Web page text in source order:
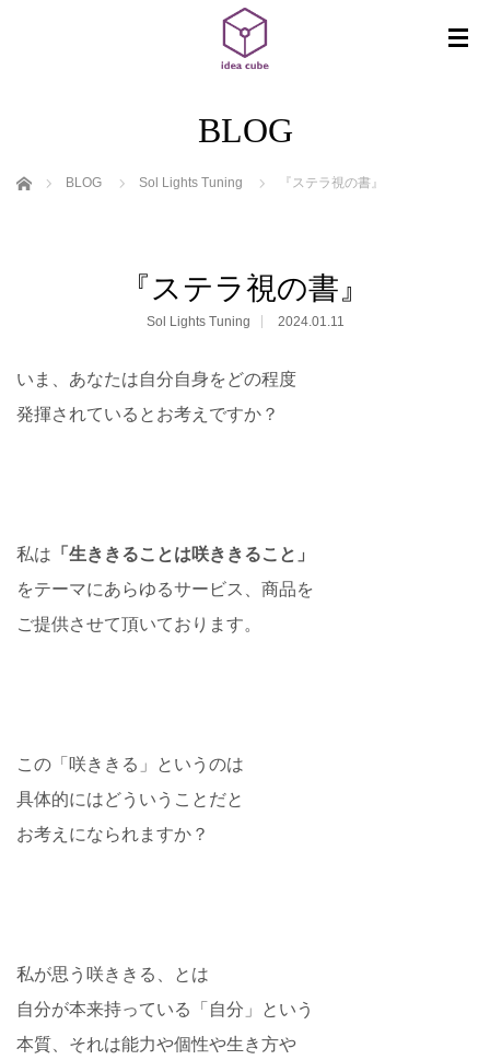
BLOG
ホーム BLOG Sol Lights Tuning 『ステラ視の書』
『ステラ視の書』
Sol Lights Tuning 2024.01.11
いま、あなたは自分自身をどの程度
発揮されているとお考えですか？
私は 「生ききることは咲ききること」
をテーマにあらゆるサービス、商品を
ご提供させて頂いております。
この「咲ききる」というのは
具体的にはどういうことだと
お考えになられますか？
私が思う咲ききる、とは
自分が本来持っている「自分」という
本質、それは能力や個性や生き方や